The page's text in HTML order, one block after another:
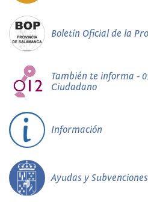
Boletín Oficial de la
También te informa -
Ciudadano
Información
Ayudas y Subvenciones